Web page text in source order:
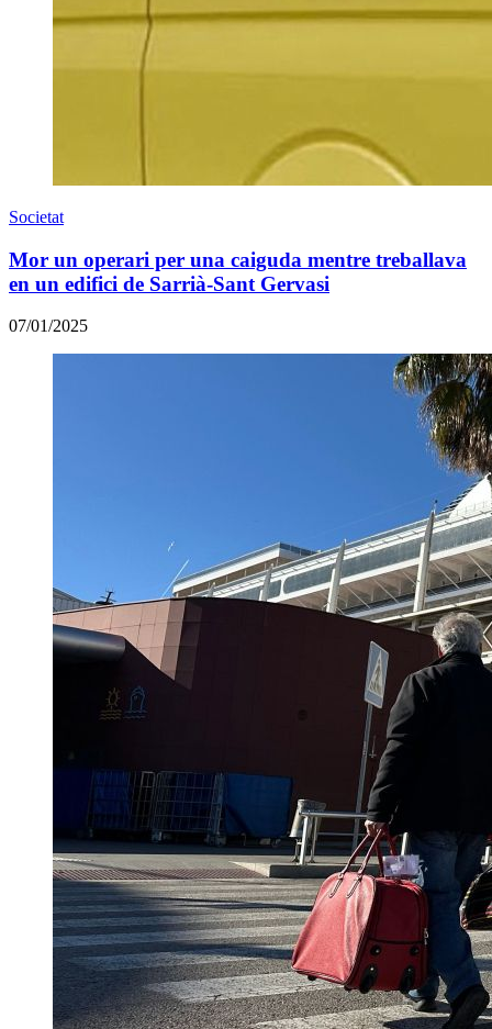
Societat
Mor un operari per una caiguda mentre treballava
en un edifici de Sarrià-Sant Gervasi
07/01/2025